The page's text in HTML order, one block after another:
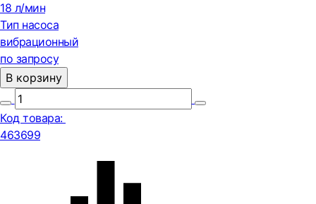
18 л/мин
Тип насоса
вибрационный
по запросу
В корзину
Код товара:
463699